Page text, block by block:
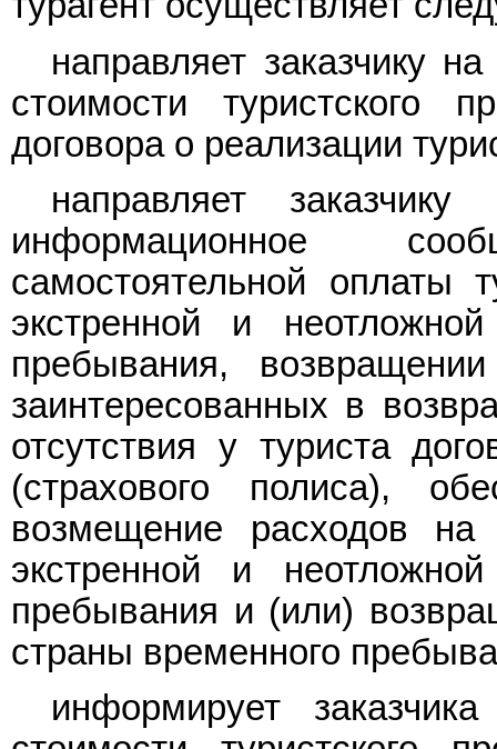
направляет заказчику
стоимости туристского
договора о реализации
направляет
информационное
самостоятельной оплаты
экстренной и
пребывания,
заинтересованных в
отсутствия у туриста
(страхового полиса),
возмещение расходов
экстренной и
пребывания и (или)
страны временного
информирует